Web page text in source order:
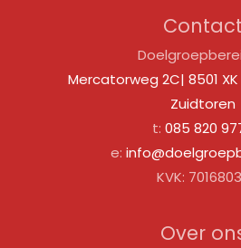
Contact
Mercatorweg 2C| 8501
Zuidtoren
t: 085 820
e:
KVK:
Over